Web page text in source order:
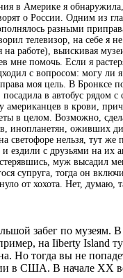
в Америке я
о России. Одним из
разными
телевизор, на себе я
на работе), выискивая
мне помочь. Если я
с вопросом: могу ли
моя цель. В Бронксе
в автобус рядом
в крови,
в целом. Возможно,
инопланетян, оживших
светофоре нельзя, тут
ездили с друзьями на
муж высадил
супруга, тогда он
от хохота. Нет, думаю,
забег по музеям. В
на Iiberty Island
Но тогда вы не
в США. В начале XX